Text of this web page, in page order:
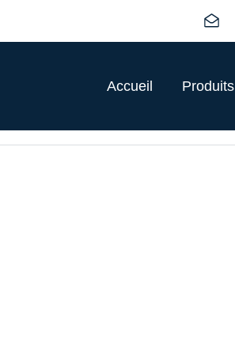
Accueil Produits